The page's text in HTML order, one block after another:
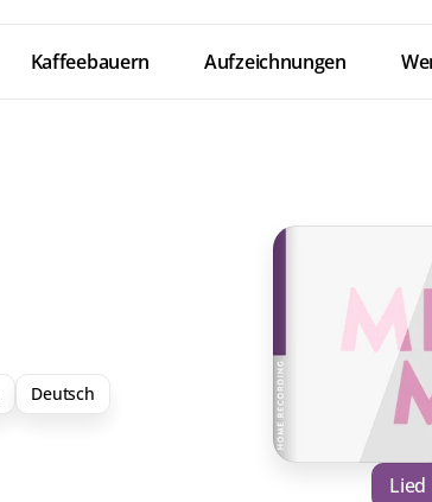
Kaffeebauern Aufzeichnungen
Deutsch
Lied